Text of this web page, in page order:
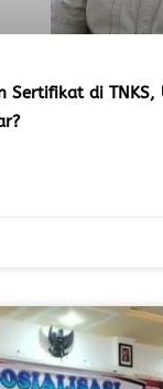
Sertifikat di TNKS,